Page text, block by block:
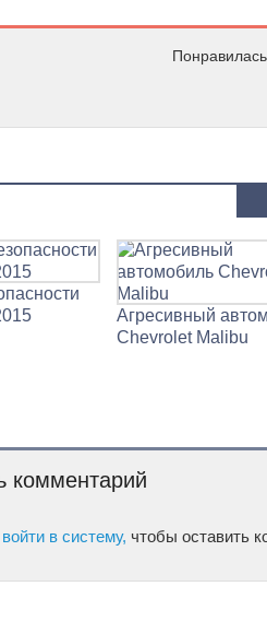
Агресивный
Chevrolet Malibu
комментарий
войти в систему, чтобы оставить